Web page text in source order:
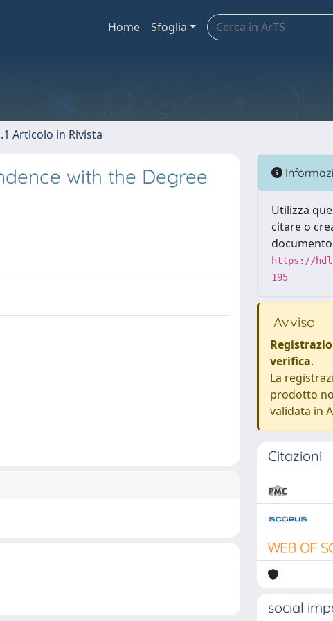
Home Sfoglia
Articolo in Rivista
with the Degree
Utilizza
citare o
https://
195
Avviso
verifica.
La
prodotto
validata in
Citazioni
social